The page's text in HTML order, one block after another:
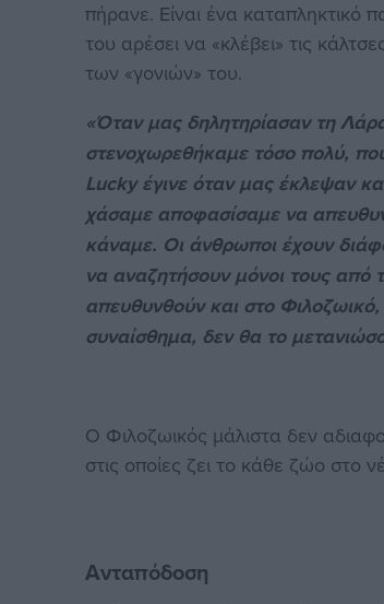
πήρανε. Eίναι ένα καταπληκτικό
του αρέσει να «κλέβει» τις
των «γονιών» του.
«Όταν μας δηλητηρίασαν τη
στενοχωρεθήκαμε τόσο πολύ,
Lucky έγινε όταν μας έκλεψαν
χάσαμε αποφασίσαμε να
κάναμε. Οι άνθρωποι έχουν
να αναζητήσουν μόνοι τους από
απευθυνθούν και στο
συναίσθημα, δεν θα το
Ο Φιλοζωικός μάλιστα δεν
στις οποίες ζει το κάθε ζώο στο
Ανταπόδοση